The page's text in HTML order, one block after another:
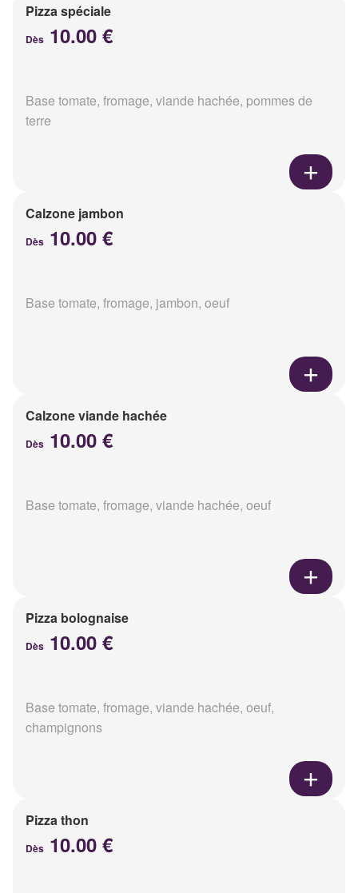
Pizza spéciale
Dès 10.00 €
Base tomate, fromage, viande hachée, pommes de
terre
Calzone jambon
Dès 10.00 €
Base tomate, fromage, jambon, oeuf
Calzone viande hachée
Dès 10.00 €
Base tomate, fromage, viande hachée, oeuf
Pizza bolognaise
Dès 10.00 €
Base tomate, fromage, viande hachée, oeuf,
champignons
Pizza thon
Dès 10.00 €